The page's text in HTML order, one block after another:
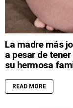
La madre más
a pesar de
su hermosa
READ MORE